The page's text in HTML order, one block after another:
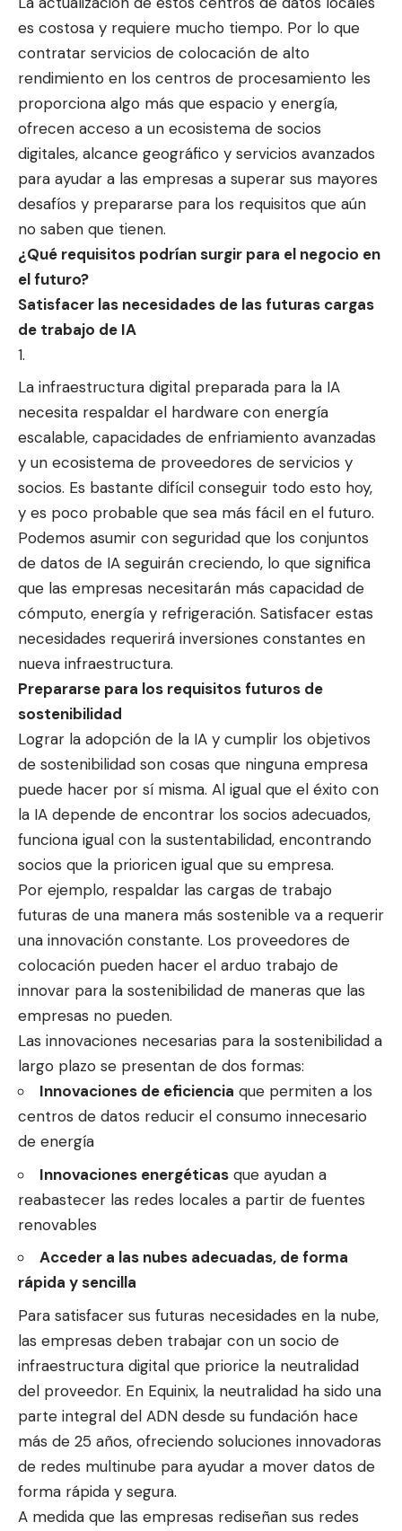
es costosa y requiere mucho tiempo. Por lo que
contratar servicios de colocación de alto
rendimiento en los centros de procesamiento les
proporciona algo más que espacio y energía,
ofrecen acceso a un ecosistema de socios
digitales, alcance geográfico y servicios avanzados
para ayudar a las empresas a superar sus mayores
desafíos y prepararse para los requisitos que aún
no saben que tienen.
¿Qué requisitos podrían surgir para el negocio en
el futuro?
Satisfacer las necesidades de las futuras cargas
de trabajo de IA
La infraestructura digital preparada para la IA
necesita respaldar el hardware con energía
escalable, capacidades de enfriamiento avanzadas
y un ecosistema de proveedores de servicios y
socios. Es bastante difícil conseguir todo esto hoy,
y es poco probable que sea más fácil en el futuro.
Podemos asumir con seguridad que los conjuntos
de datos de IA seguirán creciendo, lo que significa
que las empresas necesitarán más capacidad de
cómputo, energía y refrigeración. Satisfacer estas
necesidades requerirá inversiones constantes en
nueva infraestructura.
Prepararse para los requisitos futuros de
sostenibilidad
Lograr la adopción de la IA y cumplir los objetivos
de sostenibilidad son cosas que ninguna empresa
puede hacer por sí misma. Al igual que el éxito con
la IA depende de encontrar los socios adecuados,
funciona igual con la sustentabilidad, encontrando
socios que la prioricen igual que su empresa.
Por ejemplo, respaldar las cargas de trabajo
futuras de una manera más sostenible va a requerir
una innovación constante. Los proveedores de
colocación pueden hacer el arduo trabajo de
innovar para la sostenibilidad de maneras que las
empresas no pueden.
Las innovaciones necesarias para la sostenibilidad a
largo plazo se presentan de dos formas:
Innovaciones de eficiencia que permiten a los
centros de datos reducir el consumo innecesario
de energía
Innovaciones energéticas que ayudan a
reabastecer las redes locales a partir de fuentes
renovables
Acceder a las nubes adecuadas, de forma
rápida y sencilla
Para satisfacer sus futuras necesidades en la nube,
las empresas deben trabajar con un socio de
infraestructura digital que priorice la neutralidad
del proveedor. En Equinix, la neutralidad ha sido una
parte integral del ADN desde su fundación hace
más de 25 años, ofreciendo soluciones innovadoras
de redes multinube para ayudar a mover datos de
forma rápida y segura.
A medida que las empresas rediseñan sus redes